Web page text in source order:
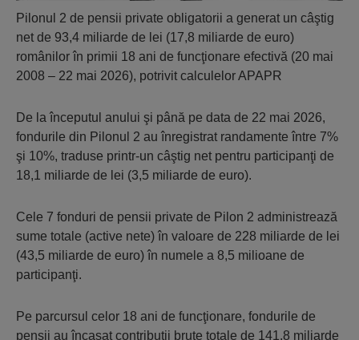
Pilonul 2 de pensii private obligatorii a generat un câştig
net de 93,4 miliarde de lei (17,8 miliarde de euro)
românilor în primii 18 ani de funcţionare efectivă (20 mai
2008 – 22 mai 2026), potrivit calculelor APAPR
De la începutul anului şi până pe data de 22 mai 2026,
fondurile din Pilonul 2 au înregistrat randamente între 7%
şi 10%, traduse printr-un câştig net pentru participanţi de
18,1 miliarde de lei (3,5 miliarde de euro).
Cele 7 fonduri de pensii private de Pilon 2 administrează
sume totale (active nete) în valoare de 228 miliarde de lei
(43,5 miliarde de euro) în numele a 8,5 milioane de
participanţi.
Pe parcursul celor 18 ani de funcţionare, fondurile de
pensii au încasat contribuţii brute totale de 141,8 miliarde